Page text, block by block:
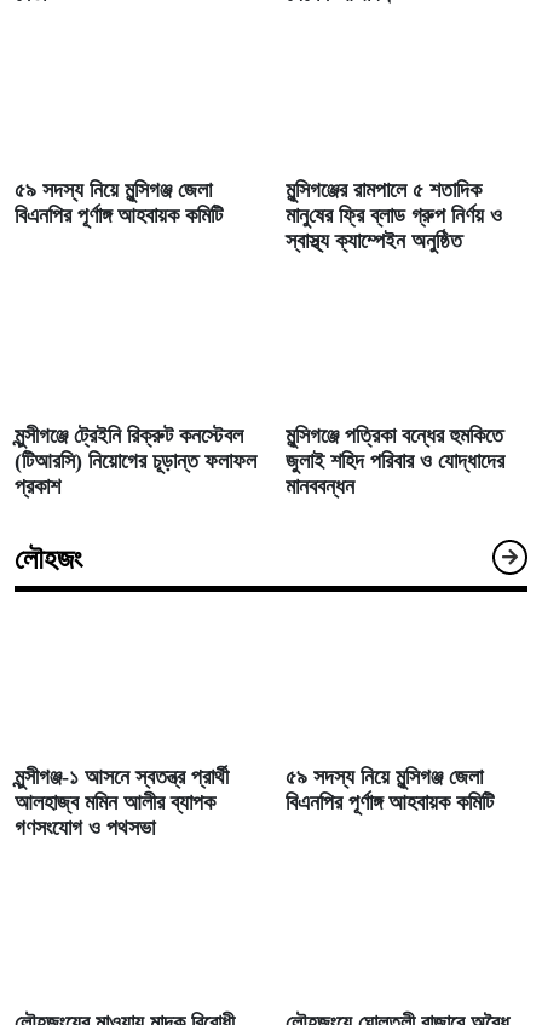
৫৯ সদস্য নিয়ে মুন্সিগঞ্জ জেলা
বিএনপির পূর্ণাঙ্গ আহবায়ক কমিটি
মুন্সিগঞ্জের রামপালে ৫ শতা‌দিক
মানু‌ষের ফ্রি ব্লাড গ্রুপ নির্ণয় ও
স্বাস্থ্য ক্যাম্পেইন অনুষ্ঠিত
মুন্সীগঞ্জে ট্রেইনি রিক্রুট কনস্টেবল
(টিআরসি) নিয়োগের চূড়ান্ত ফলাফল
প্রকাশ
মুন্সিগঞ্জে পত্রিকা বন্ধের হুমকিতে
জুলাই শহিদ পরিবার ও যোদ্ধাদের
মানববন্ধন
লৌহজং
মুন্সীগঞ্জ-১ আসনে স্বতন্ত্র প্রার্থী
আলহাজ্ব মমিন আলীর ব্যাপক
গণসংযোগ ও পথসভা
৫৯ সদস্য নিয়ে মুন্সিগঞ্জ জেলা
বিএনপির পূর্ণাঙ্গ আহবায়ক কমিটি